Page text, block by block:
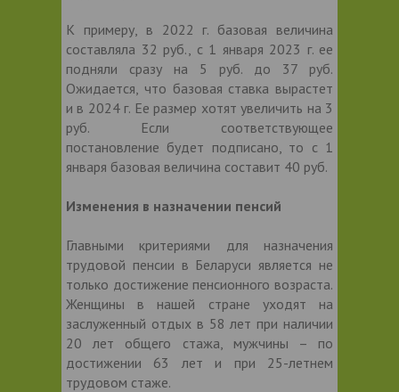
К примеру, в 2022 г. базовая величина
составляла 32 руб., с 1 января 2023 г. ее
подняли сразу на 5 руб. до 37 руб.
Ожидается, что базовая ставка вырастет
и в 2024 г. Ее размер хотят увеличить на 3
руб. Если соответствующее
постановление будет подписано, то с 1
января базовая величина составит 40 руб.
Изменения в назначении пенсий
Главными критериями для назначения
трудовой пенсии в Беларуси является не
только достижение пенсионного возраста.
Женщины в нашей стране уходят на
заслуженный отдых в 58 лет при наличии
20 лет общего стажа, мужчины – по
достижении 63 лет и при 25-летнем
трудовом стаже.